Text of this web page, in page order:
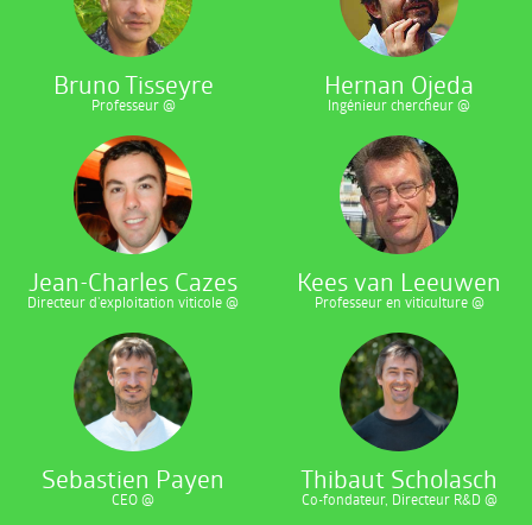
Bruno Tisseyre
Professeur @
Hernan Ojeda
Ingénieur chercheur @
Jean-Charles Cazes
Directeur d'exploitation viticole @
Kees van Leeuwen
Professeur en viticulture @
Sebastien Payen
CEO @
Thibaut Scholasch
Co-fondateur, Directeur R&D @